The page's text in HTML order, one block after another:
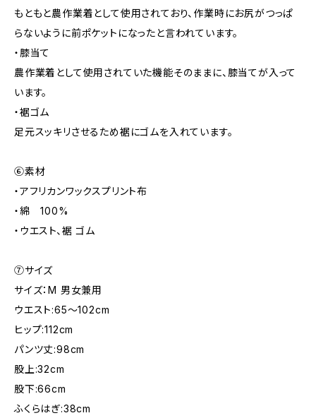
もともと農作業着として使用されており、作業時にお尻がつっぱ
らないように前ポケットになったと言われています。
・膝当て
農作業着として使用されていた機能そのままに、膝当てが入って
います。
・裾ゴム
足元スッキリさせるため裾にゴムを入れています。
⑥素材
・アフリカンワックスプリント布
・綿 100%
・ウエスト、裾 ゴム
⑦サイズ
サイズ：M 男女兼用
ウエスト:65～102cm
ヒップ:112cm
パンツ丈:98cm
股上:32cm
股下:66cm
ふくらはぎ:38cm